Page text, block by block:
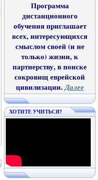
Программа
дистанционного
обучения приглашает
всех, интересующихся
смыслом своей (и не
только) жизни, к
партнерству, в поиске
сокровищ еврейской
цивилизации.Далее
ХОТИТЕ УЧИТЬСЯ?